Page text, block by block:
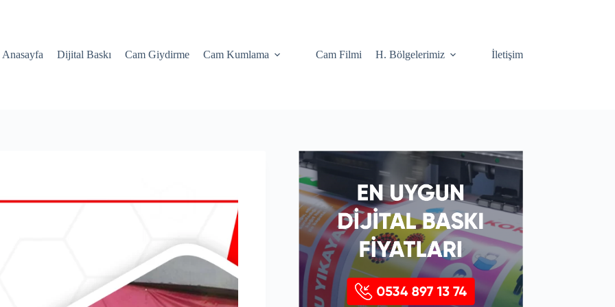
Anasayfa Dijital Baskı Cam Giydirme Cam Kumlama Cam Filmi H. Bölgelerimiz İletişim